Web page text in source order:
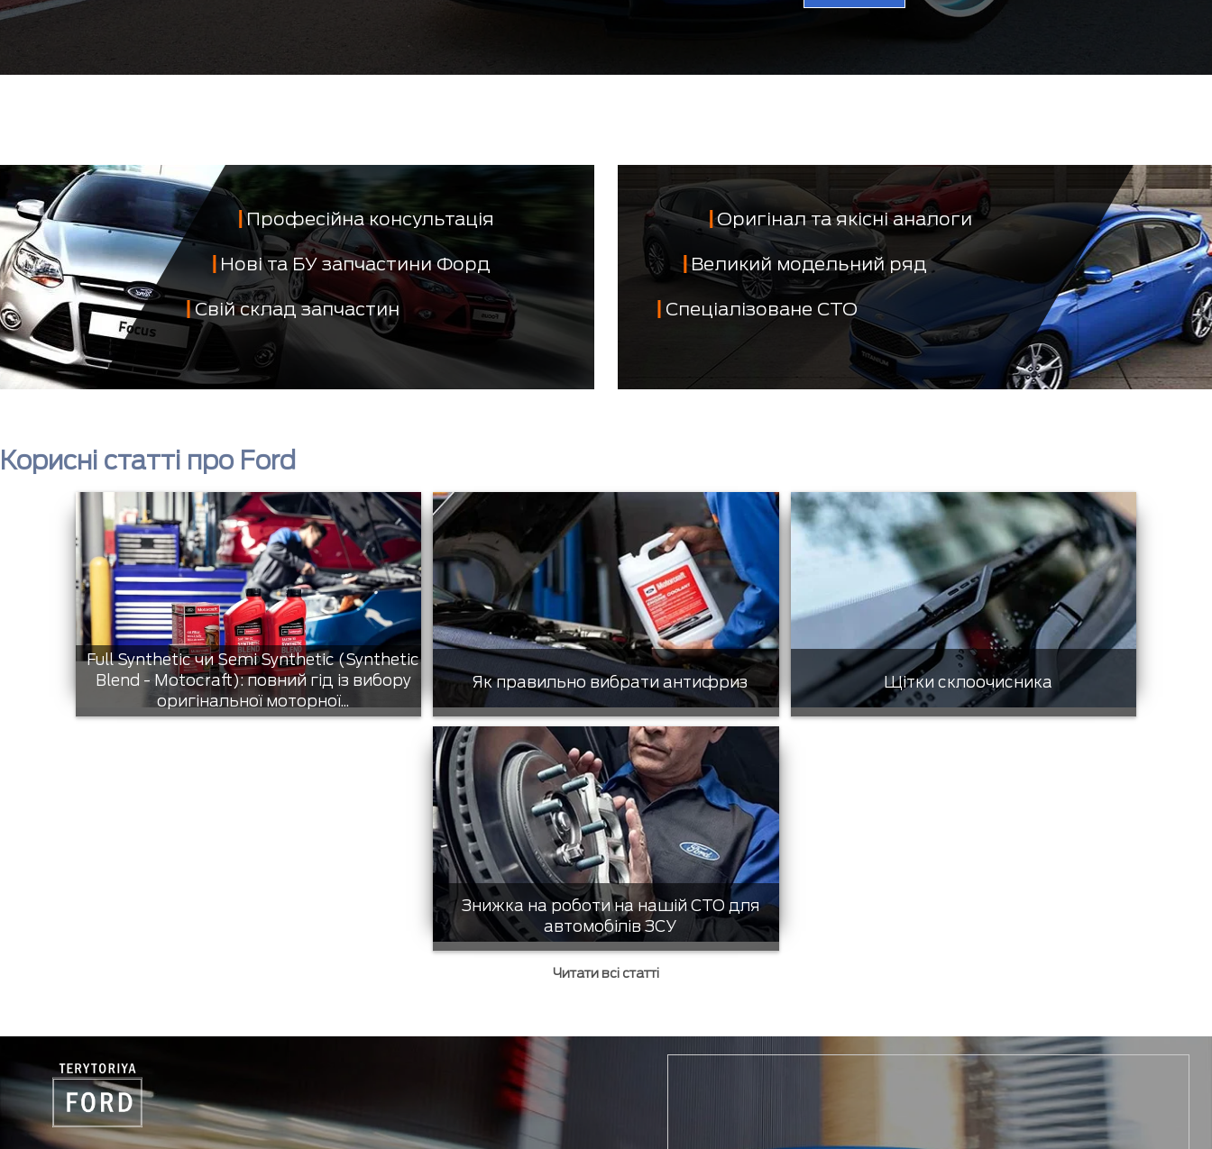
Професійна консультація
Нові та БУ запчастини Форд
Свій склад запчастин
Оригінал та якісні аналоги
Великий модельний ряд
Спеціалізоване СТО
Корисні статті про Ford
Full Synthetic чи Semi Synthetic (Synthetic
Blend - Motocraft): повний гід із вибору
оригінальної моторної...
Як правильно вибрати антифриз Щітки склоочисника
Знижка на роботи на нашій СТО для
автомобілів ЗСУ
Читати всі статті